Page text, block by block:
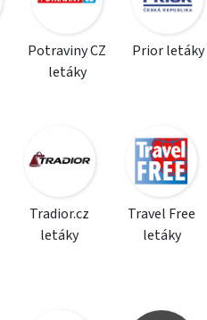
Potraviny CZ
letáky
Prior letáky
Tradior.cz
letáky
Travel Free
letáky